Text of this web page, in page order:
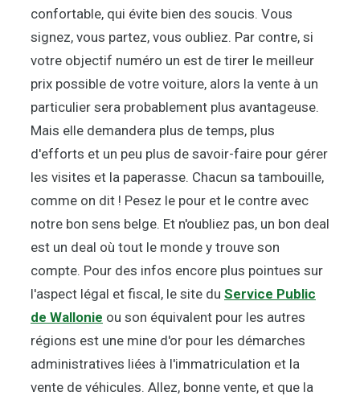
confortable, qui évite bien des soucis. Vous
signez, vous partez, vous oubliez. Par contre, si
votre objectif numéro un est de tirer le meilleur
prix possible de votre voiture, alors la vente à un
particulier sera probablement plus avantageuse.
Mais elle demandera plus de temps, plus
d'efforts et un peu plus de savoir-faire pour gérer
les visites et la paperasse. Chacun sa tambouille,
comme on dit ! Pesez le pour et le contre avec
notre bon sens belge. Et n'oubliez pas, un bon deal
est un deal où tout le monde y trouve son
compte. Pour des infos encore plus pointues sur
l'aspect légal et fiscal, le site du Service Public
de Wallonie ou son équivalent pour les autres
régions est une mine d'or pour les démarches
administratives liées à l'immatriculation et la
vente de véhicules. Allez, bonne vente, et que la